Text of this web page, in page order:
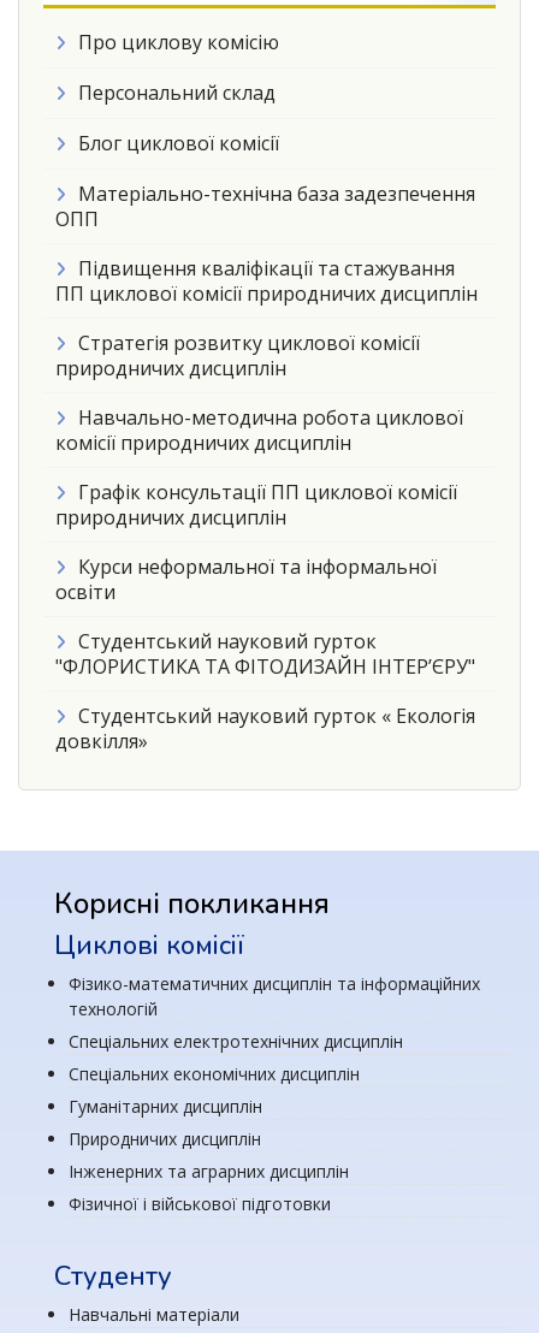
Про циклову комісію
Персональний склад
Блог циклової комісії
Матеріально-технічна база задезпечення
ОПП
Підвищення кваліфікації та стажування
ПП циклової комісії природничих дисциплін
Стратегія розвитку циклової комісії
природничих дисциплін
Навчально-методична робота циклової
комісії природничих дисциплін
Графік консультації ПП циклової комісії
природничих дисциплін
Курси неформальної та інформальної
освіти
Студентський науковий гурток
"ФЛОРИСТИКА ТА ФІТОДИЗАЙН ІНТЕР’ЄРУ"
Студентський науковий гурток « Екологія
довкілля»
Корисні покликання
Циклові комісії
Фізико-математичних дисциплін та інформаційних
технологій
Спеціальних електротехнічних дисциплін
Спеціальних економічних дисциплін
Гуманітарних дисциплін
Природничих дисциплін
Інженерних та аграрних дисциплін
Фізичної і військової підготовки
Студенту
Навчальні матеріали